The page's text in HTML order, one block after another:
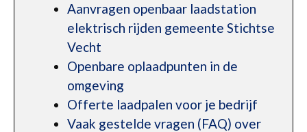
Aanvragen openbaar laadstation
elektrisch rijden gemeente Stichtse
Vecht
Openbare oplaadpunten in de
omgeving
Offerte laadpalen voor je bedrijf
Vaak gestelde vragen (FAQ) over